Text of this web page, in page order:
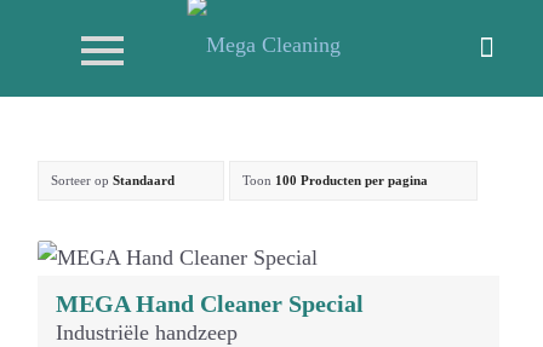
Sorteer opStandaard Toon 100 Producten per pagina
MEGA Hand Cleaner Special
Industriële handzeep